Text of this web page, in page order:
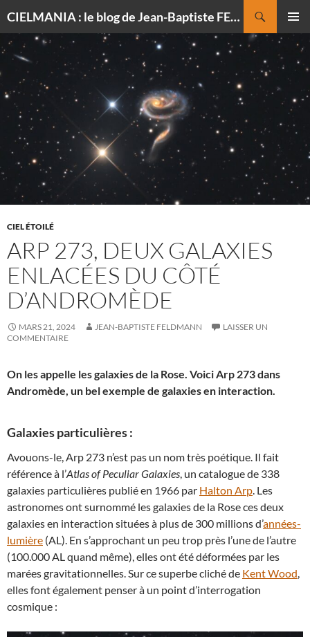
CIELMANIA : le blog de Jean-Baptiste FELDMANN, photographe du ciel
MENU
AU
CONTENU
CIEL ÉTOILÉ
ARP 273, DEUX GALAXIES
ENLACÉES DU CÔTÉ
D’ANDROMÈDE
MARS 21, 2024 JEAN-BAPTISTE FELDMANN
LAISSER UN
COMMENTAIRE
On les appelle les galaxies de la Rose. Voici Arp 273 dans
Andromède, un bel exemple de galaxies en interaction.
Galaxies particulières :
Avouons-le, Arp 273 n’est pas un nom très poétique. Il fait
référence à l’Atlas of Peculiar Galaxies, un catalogue de 338
galaxies particulières publié en 1966 par Halton Arp. Les
astronomes ont surnommé les galaxies de la Rose ces deux
galaxies en interaction situées à plus de 300 millions d’années-
lumière (AL). En s’approchant un peu trop près l’une de l’autre
(100.000 AL quand même), elles ont été déformées par les
marées gravitationnelles. Sur ce superbe cliché de Kent Wood,
elles font également penser à un point d’interrogation
cosmique :